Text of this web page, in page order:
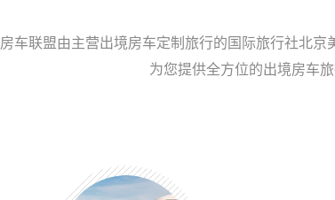
房车联盟由主营出境房车定制旅行的国际旅行社北
为您提供全方位的出境房车旅